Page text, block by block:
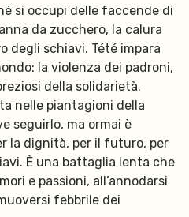
si occupi delle faccende di
da zucchero, la calura
degli schiavi. Tété impara
la violenza dei padroni,
della solidarietà.
nelle piantagioni della
seguirlo, ma ormai è
la dignità, per il futuro, per
È una battaglia lenta che
e passioni, all’annodarsi
febbrile dei